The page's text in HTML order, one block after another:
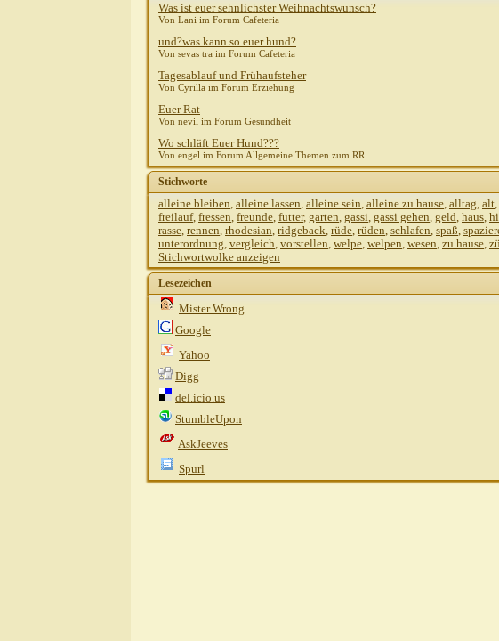
Was ist euer sehnlichster Weihnachtswunsch?
Von Lani im Forum Cafeteria
und?was kann so euer hund?
Von sevas tra im Forum Cafeteria
Tagesablauf und Frühaufsteher
Von Cyrilla im Forum Erziehung
Euer Rat
Von nevil im Forum Gesundheit
Wo schläft Euer Hund???
Von engel im Forum Allgemeine Themen zum RR
Stichworte
alleine bleiben, alleine lassen, alleine sein, alleine zu hause, alltag, alt,
freilauf, fressen, freunde, futter, garten, gassi, gassi gehen, geld, haus,
rasse, rennen, rhodesian, ridgeback, rüde, rüden, schlafen, spaß,
unterordnung, vergleich, vorstellen, welpe, welpen, wesen, zu hause,
Stichwortwolke anzeigen
Lesezeichen
Mister Wrong
Google
Yahoo
Digg
del.icio.us
StumbleUpon
AskJeeves
Spurl